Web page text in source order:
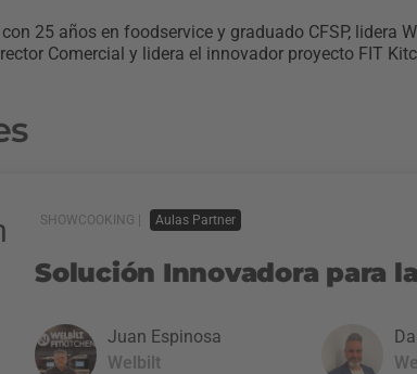
25 años en foodservice y graduado CFSP, lidera
Comercial y lidera el innovador proyecto FIT
SHOWCOOKING | Aulas Partner
Solución Innovadora para
Juan Espinosa
Welbilt